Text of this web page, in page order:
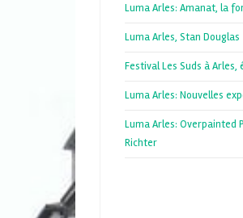
Luma Arles: Amanat, la
Luma Arles, Stan Douglas
Festival Les Suds à Arles,
Luma Arles: Nouvelles
Luma Arles: Overpainted
Richter